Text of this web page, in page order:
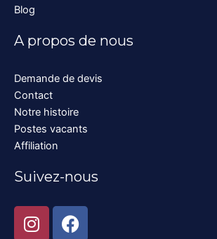
Blog
A propos de nous
Demande de devis
Contact
Notre histoire
Postes vacants
Affiliation
Suivez-nous
I
n
F
a